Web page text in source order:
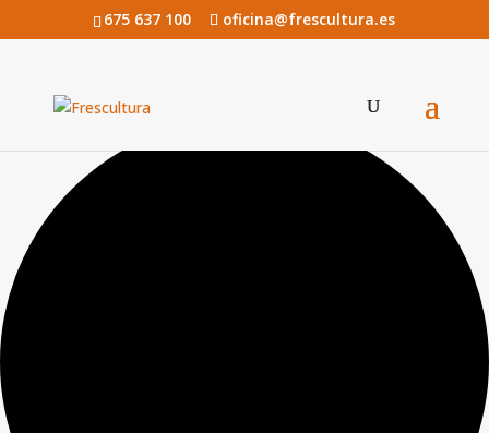
675 637 100 oficina@frescultura.es
0 eventos encontrados.